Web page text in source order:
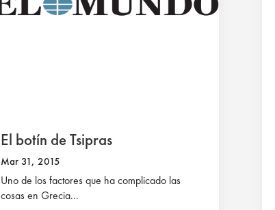
El botín de Tsipras
Mar 31, 2015
Uno de los factores que ha complicado las
cosas en Grecia...